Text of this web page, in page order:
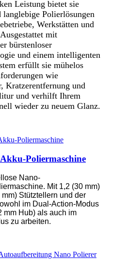
Leistung bietet sie
Polierlösungen
Werkstätten und
mit
bürstenloser
und einem intelligenten
erfüllt sie mühelos
wie
Kratzerentfernung und
und verhilft Ihrem
wieder zu neuem Glanz.
Poliermaschine
Nano-
Mit 1,2 (30 mm)
Stütztellern und der
im Dual-Action-Modus
mm Hub) als auch im
zu arbeiten.